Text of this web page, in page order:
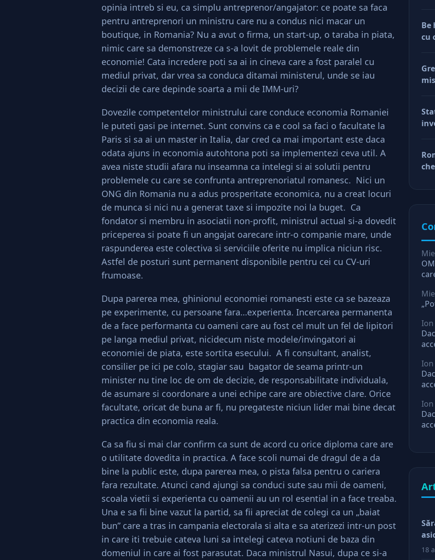
opinia intreb si eu, ca simplu antreprenor/angajator: ce poate sa faca
pentru antreprenori un ministru care nu a condus nici macar un
boutique, in Romania? Nu a avut o firma, un start-up, o taraba in piata,
nimic care sa demonstreze ca s-a lovit de problemele reale din
economie! Cata incredere poti sa ai in cineva care a fost paralel cu
mediul privat, dar vrea sa conduca ditamai ministerul, unde se iau
decizii de care depinde soarta a mii de IMM-uri?
Dovezile competentelor ministrului care conduce economia Romaniei
le puteti gasi pe internet. Sunt convins ca e cool sa faci o facultate la
Paris si sa ai un master in Italia, dar cred ca mai important este daca
odata ajuns in economia autohtona poti sa implementezi ceva util. A
avea niste studii afara nu inseamna ca intelegi si ai solutii pentru
problemele cu care se confrunta antreprenoriatul romanesc. Nici un
ONG din Romania nu a adus prosperitate economica, nu a creat locuri
de munca si nici nu a generat taxe si impozite noi la buget. Ca
fondator si membru in asociatii non-profit, ministrul actual si-a dovedit
priceperea si poate fi un angajat oarecare intr-o companie mare, unde
raspunderea este colectiva si serviciile oferite nu implica niciun risc.
Astfel de posturi sunt permanent disponibile pentru cei cu CV-uri
frumoase.
Dupa parerea mea, ghinionul economiei romanesti este ca se bazeaza
pe experimente, cu persoane fara…experienta. Incercarea permanenta
de a face performanta cu oameni care au fost cel mult un fel de lipitori
pe langa mediul privat, nicidecum niste modele/invingatori ai
economiei de piata, este sortita esecului. A fi consultant, analist,
consilier pe ici pe colo, stagiar sau bagator de seama printr-un
minister nu tine loc de om de decizie, de responsabilitate individuala,
de asumare si coordonare a unei echipe care are obiective clare. Orice
facultate, oricat de buna ar fi, nu pregateste niciun lider mai bine decat
practica din economia reala.
Ca sa fiu si mai clar confirm ca sunt de acord cu orice diploma care are
o utilitate dovedita in practica. A face scoli numai de dragul de a da
bine la public este, dupa parerea mea, o pista falsa pentru o cariera
fara rezultate. Atunci cand ajungi sa conduci sute sau mii de oameni,
scoala vietii si experienta cu oamenii au un rol esential in a face treaba.
Una e sa fii bine vazut la partid, sa fii apreciat de colegi ca un „baiat
bun” care a tras in campania electorala si alta e sa aterizezi intr-un post
in care iti trebuie cateva luni sa intelegi cateva notiuni de baza din
domeniul in care ai fost parasutat. Daca ministrul Nasui, dupa ce si-a
Be
cu
18